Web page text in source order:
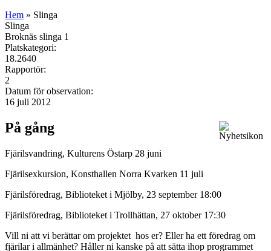
Hem » Slinga
Slinga
Broknäs slinga 1
Platskategori:
18.2640
Rapportör:
2
Datum för observation:
16 juli 2012
På gång
Fjärilsvandring, Kulturens Östarp 28 juni
Fjärilsexkursion, Konsthallen Norra Kvarken 11 juli
Fjärilsföredrag, Biblioteket i Mjölby, 23 september 18:00
Fjärilsföredrag, Biblioteket i Trollhättan, 27 oktober 17:30
Vill ni att vi berättar om projektet hos er? Eller ha ett föredrag om
fjärilar i allmänhet? Håller ni kanske på att sätta ihop programmet